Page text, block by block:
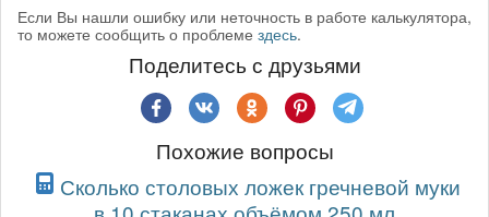
Если Вы нашли ошибку или неточность в работе калькулятора,
то можете сообщить о проблеме здесь.
Поделитесь с друзьями
Похожие вопросы
Сколько столовых ложек гречневой муки